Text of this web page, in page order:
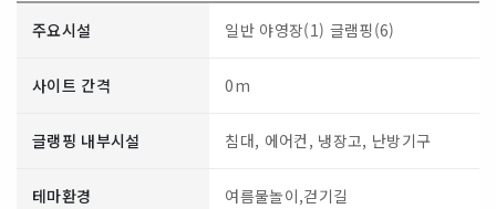
주요시설 일반 야영장(1) 글램핑(6)
사이트 간격 0m
글랭핑 내부시설 침대, 에어컨, 냉장고, 난방기구
테마환경 여름물놀이,걷기길